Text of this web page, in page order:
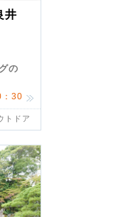
井
の
30
トドア